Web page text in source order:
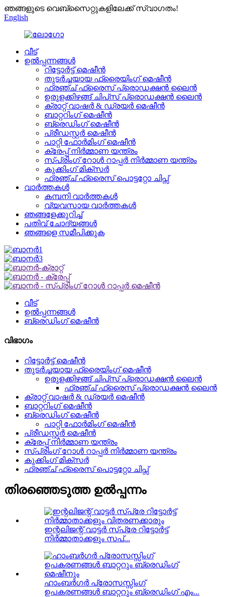
ഞങ്ങളുടെ വെബ്സൈറ്റുകളിലേക്ക് സ്വാഗതം!
English
വീട്
ഉൽപ്പന്നങ്ങൾ
റിട്ടോർട്ട് മെഷീൻ
തുടർച്ചയായ ഫ്രൈയിംഗ് മെഷീൻ
ഫ്രഞ്ച് ഫ്രൈസ് പ്രൊഡക്ഷൻ ലൈൻ
ഉരുളക്കിഴങ്ങ് ചിപ്‌സ് പ്രൊഡക്ഷൻ ലൈൻ
ക്രാറ്റ് വാഷർ & ഡ്രയർ മെഷീൻ
ബാറ്ററിംഗ് മെഷീൻ
ബ്രെഡിംഗ് മെഷീൻ
പ്രീഡസ്റ്റർ മെഷീൻ
പാറ്റി ഫോർമിംഗ് മെഷീൻ
ക്രേപ്പ് നിർമ്മാണ യന്ത്രം
സ്പ്രിംഗ് റോൾ റാപ്പർ നിർമ്മാണ യന്ത്രം
കുക്കിംഗ് മിക്സർ
ഫ്രഞ്ച് ഫ്രൈസ് പൊട്ടറ്റോ ചിപ്സ്
വാർത്തകൾ
കമ്പനി വാർത്തകൾ
വ്യവസായ വാർത്തകൾ
ഞങ്ങളേക്കുറിച്ച്
പതിവ് ചോദ്യങ്ങൾ
ഞങ്ങളെ സമീപിക്കുക
വീട്
ഉൽപ്പന്നങ്ങൾ
ബ്രെഡിംഗ് മെഷീൻ
വിഭാഗം
റിട്ടോർട്ട് മെഷീൻ
തുടർച്ചയായ ഫ്രൈയിംഗ് മെഷീൻ
ഉരുളക്കിഴങ്ങ് ചിപ്‌സ് പ്രൊഡക്ഷൻ ലൈൻ
ഫ്രഞ്ച് ഫ്രൈസ് പ്രൊഡക്ഷൻ ലൈൻ
ക്രാറ്റ് വാഷർ & ഡ്രയർ മെഷീൻ
ബാറ്ററിംഗ് മെഷീൻ
ബ്രെഡിംഗ് മെഷീൻ
പാറ്റി ഫോർമിംഗ് മെഷീൻ
പ്രീഡസ്റ്റർ മെഷീൻ
ക്രേപ്പ് നിർമ്മാണ യന്ത്രം
സ്പ്രിംഗ് റോൾ റാപ്പർ നിർമ്മാണ യന്ത്രം
കുക്കിംഗ് മിക്സർ
ഫ്രഞ്ച് ഫ്രൈസ് പൊട്ടറ്റോ ചിപ്സ്
തിരഞ്ഞെടുത്ത ഉൽപ്പന്നം
ഇന്റലിജന്റ് വാട്ടർ സ്പ്രേ റിട്ടോർട്ട്
നിർമ്മാതാക്കളും സപ്...
ഹാംബർഗർ പ്രോസസ്സിംഗ്
ഉപകരണങ്ങൾ ബാറ്ററും ബ്രെഡിംഗ് എം...